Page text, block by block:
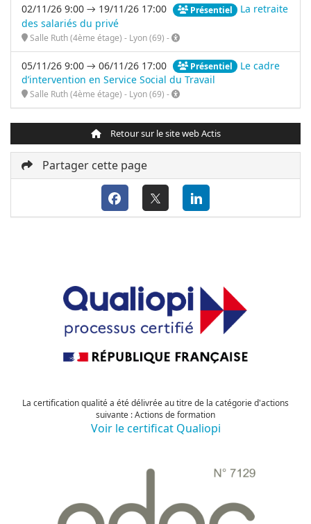
02/11/26 9:00 → 19/11/26 17:00 Présentiel
La retraite
des salariés du privé
Salle Ruth (4ème étage) - Lyon (69) -
05/11/26 9:00 → 06/11/26 17:00 Présentiel
Le cadre
d’intervention en Service Social du Travail
Salle Ruth (4ème étage) - Lyon (69) -
Retour sur le site web Actis
Partager cette page
La certification qualité a été délivrée au titre de la catégorie d'actions
suivante : Actions de formation
Voir le certificat Qualiopi